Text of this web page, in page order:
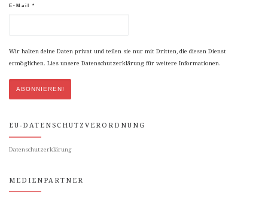
E-Mail *
Wir halten deine Daten privat und teilen sie nur mit Dritten, die diesen Dienst
ermöglichen. Lies unsere Datenschutzerklärung für weitere Informationen.
EU-DATENSCHUTZVERORDNUNG
Datenschutzerklärung
MEDIENPARTNER